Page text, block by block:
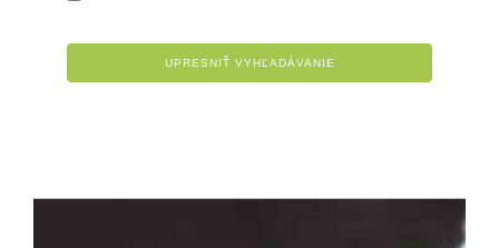
UPRESNIŤ VYHĽADÁVANIE